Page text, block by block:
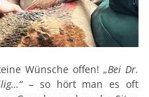
Wünsche offen! „Bei Dr.
– so hört man es oft